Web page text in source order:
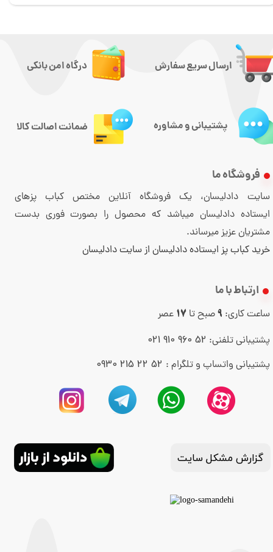
ارسال سریع سفارش
سایت دادلیسان، یک فروشگاه آنلاین مختص کباب پزهای
ایستاده دادلیسان میباشد که محصول را بصورت فوری بدست
مشتریان عزیز میرساند.
خرید کباب پز ایستاده دادلیسان از سایت دادلیسان
فروشگاه ما
ارتباط با ما
پشتیبانی تلفنی: 52 960 910 021
پشتیبانی واتساپ و تلگرام : 52 22 215 0930
ساعت کاری: 9 صبح تا17 عصر
درگاه امن بانکی
پشتیبانی و مشاوره ضمانت اصالت کالا
گزارش مشکل سایت